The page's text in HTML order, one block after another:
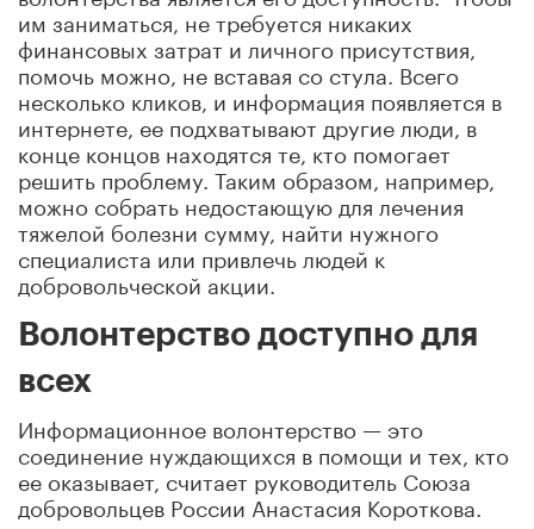
им заниматься, не требуется никаких
финансовых затрат и личного присутствия,
помочь можно, не вставая со стула. Всего
несколько кликов, и информация появляется в
интернете, ее подхватывают другие люди, в
конце концов находятся те, кто помогает
решить проблему. Таким образом, например,
можно собрать недостающую для лечения
тяжелой болезни сумму, найти нужного
специалиста или привлечь людей к
добровольческой акции.
Волонтерство доступно для
всех
Информационное волонтерство — это
соединение нуждающихся в помощи и тех, кто
ее оказывает, считает руководитель Союза
добровольцев России Анастасия Короткова.